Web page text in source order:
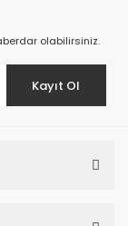
olabilirsiniz.
Kayıt Ol